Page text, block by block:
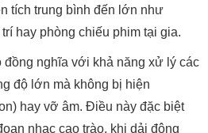
như quán cafe, phòng thu nhỏ